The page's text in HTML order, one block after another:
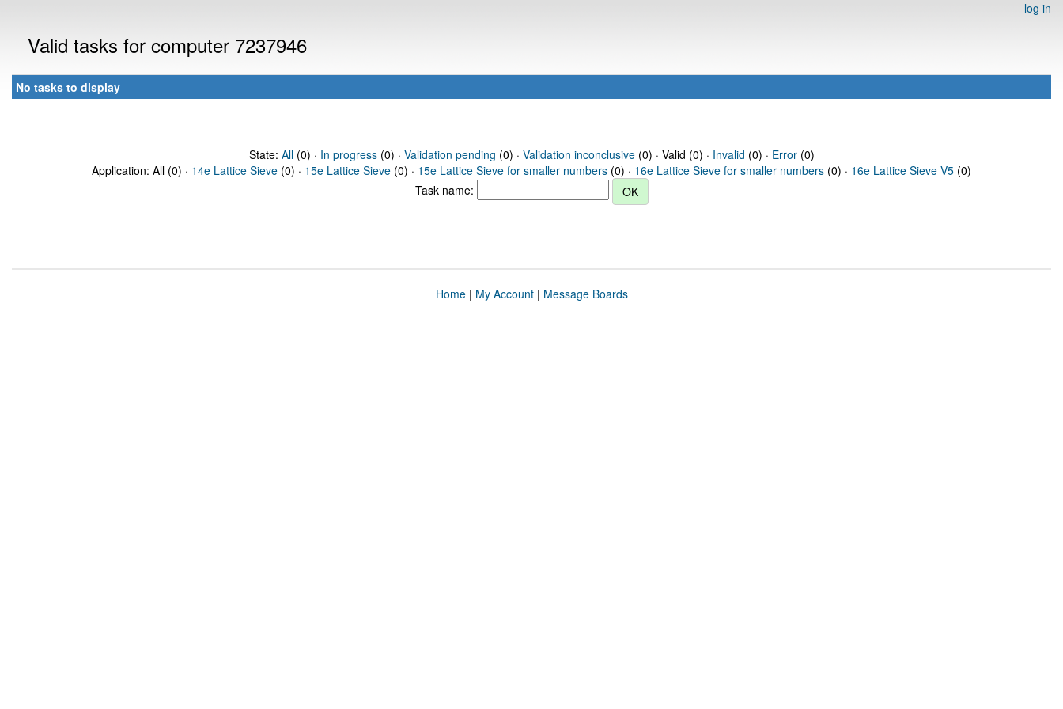
log in
Valid tasks for computer 7237946
No tasks to display
State: All(0) · In progress(0) · Validation pending (0) · Validation inconclusive(0) · Valid (0) · Invalid (0) · Error(0)
Application: All (0) · 14e Lattice Sieve (0) · 15e Lattice Sieve (0) · 15e Lattice Sieve for smaller numbers (0) · 16e Lattice Sieve for smaller numbers (0) · 16e Lattice Sieve V5 (0)
Task name:
Home| My Account| Message Boards